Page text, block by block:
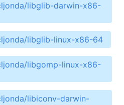
libglib-darwin-x86-
libglib-linux-x86-64
libgomp-linux-x86-
libiconv-darwin-